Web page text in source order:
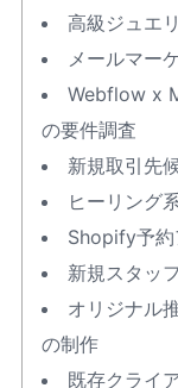
高級ジュエ
メールマー
Webflow x
の要件調査
新規取引先
ヒーリング
Shopify予約
新規スタッ
オリジナル
の制作
既存クライ